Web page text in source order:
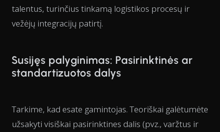
talentus, turinčius tinkamą logistikos procesų ir
vežėjų integracijų patirtį.
Susijęs palyginimas: Pasirinktinės ar
standartizuotos dalys
Tarkime, kad esate gamintojas. Teoriškai galėtumėte
užsakyti visiškai pasirinktines dalis (pvz., varžtus ir